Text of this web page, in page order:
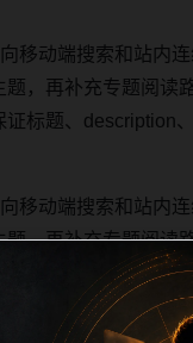
移动端搜索和站内
，再补充专题阅读
标题、description
移动端搜索和站内
，再补充专题阅读
标题、description